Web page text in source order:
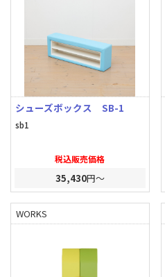
シューズボックス SB-1
sb1
税込販売価格
35,430円～
WORKS